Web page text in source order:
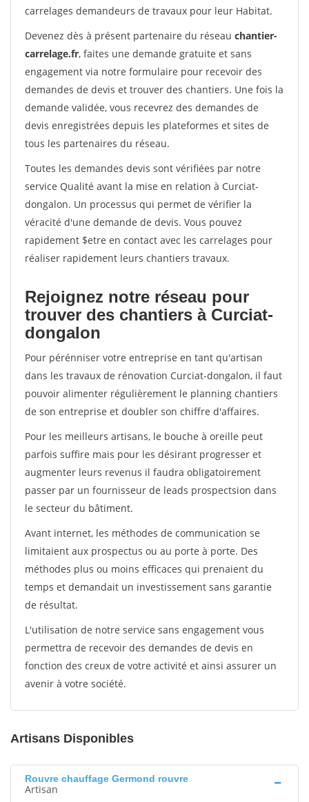
carrelages demandeurs de travaux pour leur Habitat.
Devenez dès à présent partenaire du réseau chantier-
carrelage.fr, faites une demande gratuite et sans
engagement via notre formulaire pour recevoir des
demandes de devis et trouver des chantiers. Une fois la
demande validée, vous recevrez des demandes de
devis enregistrées depuis les plateformes et sites de
tous les partenaires du réseau.
Toutes les demandes devis sont vérifiées par notre
service Qualité avant la mise en relation à Curciat-
dongalon. Un processus qui permet de vérifier la
véracité d'une demande de devis. Vous pouvez
rapidement $etre en contact avec les carrelages pour
réaliser rapidement leurs chantiers travaux.
Rejoignez notre réseau pour
trouver des chantiers à Curciat-
dongalon
Pour pérénniser votre entreprise en tant qu'artisan
dans les travaux de rénovation Curciat-dongalon, il faut
pouvoir alimenter régulièrement le planning chantiers
de son entreprise et doubler son chiffre d'affaires.
Pour les meilleurs artisans, le bouche à oreille peut
parfois suffire mais pour les désirant progresser et
augmenter leurs revenus il faudra obligatoirement
passer par un fournisseur de leads prospectsion dans
le secteur du bâtiment.
Avant internet, les méthodes de communication se
limitaient aux prospectus ou au porte à porte. Des
méthodes plus ou moins efficaces qui prenaient du
temps et demandait un investissement sans garantie
de résultat.
L'utilisation de notre service sans engagement vous
permettra de recevoir des demandes de devis en
fonction des creux de votre activité et ainsi assurer un
avenir à votre société.
Artisans Disponibles
Rouvre chauffage Germond rouvre
Artisan